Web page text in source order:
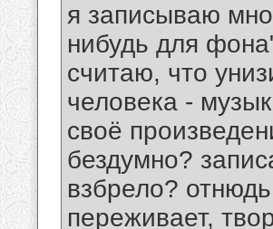
я записываю
нибудь для
считаю, что
человека -
своё
бездумно?
взбрело?
переживает,